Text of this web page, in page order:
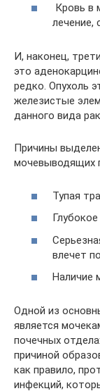
Кровь в
лечение,
И, наконец,
это
редко. Опухоль
железистые
данного вида
Причины
мочевыводящих
Тупая
влечет
Наличие
Одной из
является
почечных
причиной
как правило,
инфекций,